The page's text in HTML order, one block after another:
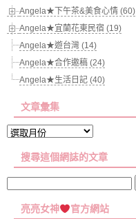
Angela★下午茶&美食心情 (60)
Angela★宜蘭花東民宿 (19)
Angela★遊台灣 (14)
Angela★合作邀稿 (24)
Angela★生活日記 (40)
文章彙集
文
彙
搜尋這個網誌的文章
亮亮女神 官方網站